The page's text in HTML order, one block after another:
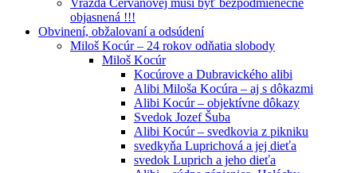
objasnená !!!
Obvinení, obžalovaní a odsúdení
Miloš Kocúr – 24 rokov odňatia slobody
Miloš Kocúr
Kocúrove a Dubravického alibi
Alibi Miloša Kocúra – aj s dôkazmi
Alibi Kocúr – objektívne dôkazy
Svedok Jozef Šuba
Alibi Kocúr – svedkovia z pikniku
svedkyňa Luprichová a jej dieťa
svedok Luprich a jeho dieťa